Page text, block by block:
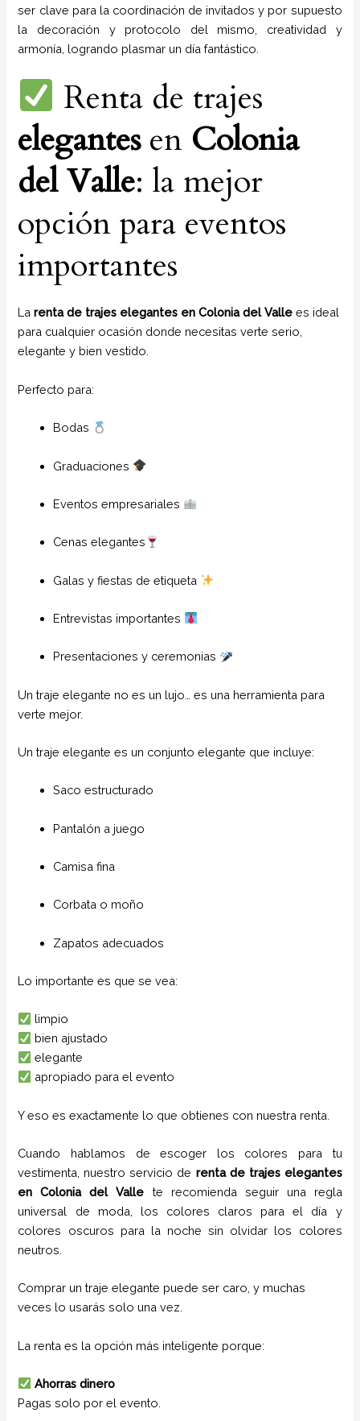
ser clave para la coordinación de invitados y por supuesto
la decoración y protocolo del mismo, creatividad y
armonía, logrando plasmar un día fantástico.
Renta de trajes
elegantes en Colonia
del Valle: la mejor
opción para eventos
importantes
Larenta de trajes elegantes en Colonia del Vallees ideal
para cualquier ocasión donde necesitas verte serio,
elegante y bien vestido.
Perfecto para:
Bodas
Graduaciones
Eventos empresariales
Cenas elegantes
Galas y fiestas de etiqueta
Entrevistas importantes
Presentaciones y ceremonias
Un traje elegante no es un lujo… es una herramienta para
verte mejor.
Un traje elegante es un conjunto elegante que incluye:
Saco estructurado
Pantalón a juego
Camisa fina
Corbata o moño
Zapatos adecuados
Lo importante es que se vea:
limpio
bien ajustado
elegante
apropiado para el evento
Y eso es exactamente lo que obtienes con nuestra renta.
Cuando hablamos de escoger los colores para tu
vestimenta, nuestro servicio de renta de trajes elegantes
enColonia del Valle te recomienda seguir una regla
universal de moda, los colores claros para el día y
colores oscuros para la noche sin olvidar los colores
neutros.
Comprar un traje elegante puede ser caro, y muchas
veces lo usarás solo una vez.
La renta es la opción más inteligente porque:
Ahorras dinero
Pagas solo por el evento.